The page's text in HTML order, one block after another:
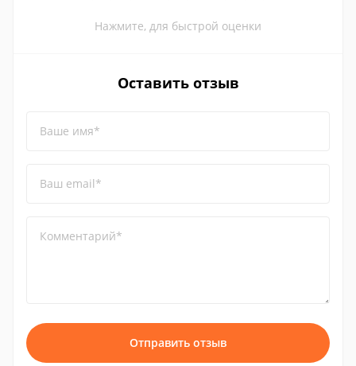
Нажмите, для быстрой оценки
Оставить отзыв
Ваше имя*
Ваш email*
Комментарий*
Отправить отзыв